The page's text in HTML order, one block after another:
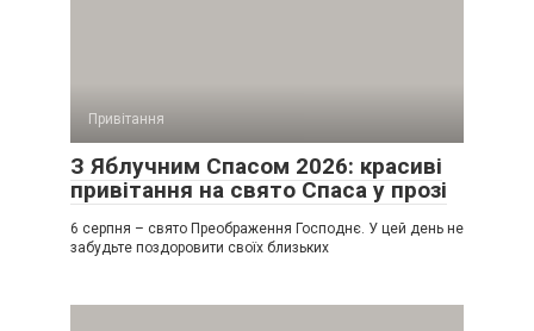
Привітання
З Яблучним Спасом 2026: красиві
привітання на свято Спаса у прозі
6 серпня – свято Преображення Господнє. У цей день не
забудьте поздоровити своїх близьких